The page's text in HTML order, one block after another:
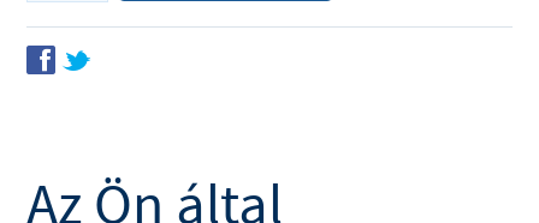
f t
Az Ön által